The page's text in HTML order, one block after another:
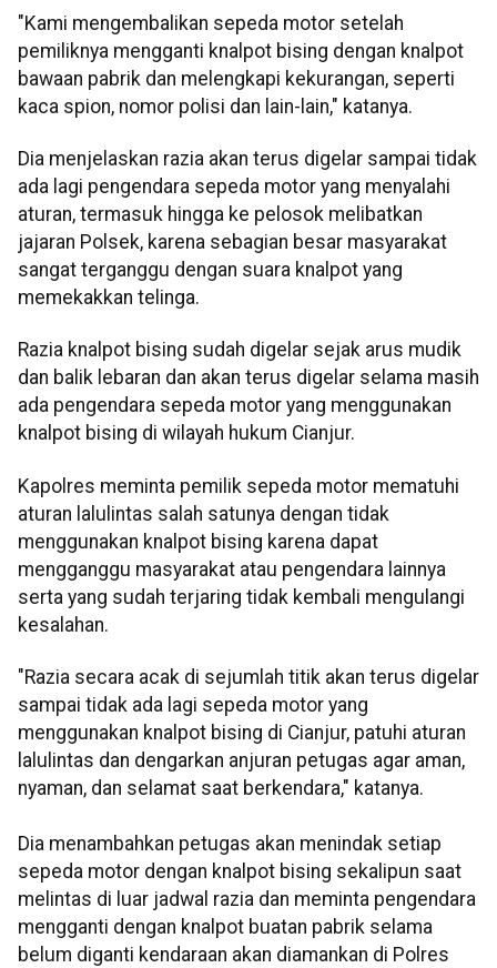
"Kami mengembalikan sepeda motor setelah
pemiliknya mengganti knalpot bising dengan knalpot
bawaan pabrik dan melengkapi kekurangan, seperti
kaca spion, nomor polisi dan lain-lain," katanya.
Dia menjelaskan razia akan terus digelar sampai tidak
ada lagi pengendara sepeda motor yang menyalahi
aturan, termasuk hingga ke pelosok melibatkan
jajaran Polsek, karena sebagian besar masyarakat
sangat terganggu dengan suara knalpot yang
memekakkan telinga.
Razia knalpot bising sudah digelar sejak arus mudik
dan balik lebaran dan akan terus digelar selama masih
ada pengendara sepeda motor yang menggunakan
knalpot bising di wilayah hukum Cianjur.
Kapolres meminta pemilik sepeda motor mematuhi
aturan lalulintas salah satunya dengan tidak
menggunakan knalpot bising karena dapat
mengganggu masyarakat atau pengendara lainnya
serta yang sudah terjaring tidak kembali mengulangi
kesalahan.
"Razia secara acak di sejumlah titik akan terus digelar
sampai tidak ada lagi sepeda motor yang
menggunakan knalpot bising di Cianjur, patuhi aturan
lalulintas dan dengarkan anjuran petugas agar aman,
nyaman, dan selamat saat berkendara," katanya.
Dia menambahkan petugas akan menindak setiap
sepeda motor dengan knalpot bising sekalipun saat
melintas di luar jadwal razia dan meminta pengendara
mengganti dengan knalpot buatan pabrik selama
belum diganti kendaraan akan diamankan di Polres